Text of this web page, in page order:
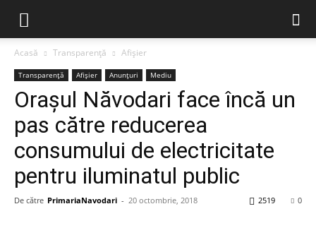
Acasă Transparență Afișier
Transparență Afișier Anunțuri Mediu
Orașul Năvodari face încă un
pas către reducerea
consumului de electricitate
pentru iluminatul public
De către PrimariaNavodari - 20 octombrie, 2018 0
2519